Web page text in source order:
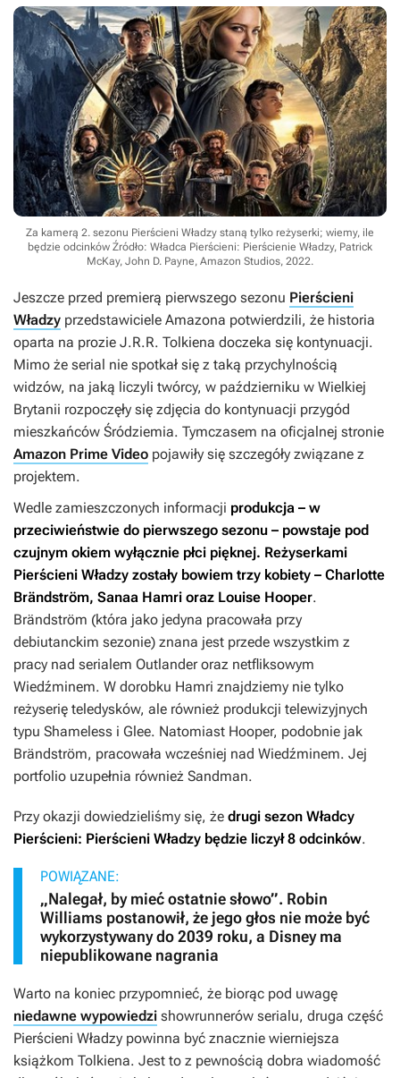
Za kamerą 2. sezonu Pierścieni Władzy staną tylko reżyserki; wiemy, ile
będzie odcinków Źródło: Władca Pierścieni: Pierścienie Władzy, Patrick
McKay, John D. Payne, Amazon Studios, 2022.
Jeszcze przed premierą pierwszego sezonu Pierścieni
Władzy przedstawiciele Amazona potwierdzili, że historia
oparta na prozie J.R.R. Tolkiena doczeka się kontynuacji.
Mimo że serial nie spotkał się z taką przychylnością
widzów, na jaką liczyli twórcy, w październiku w Wielkiej
Brytanii rozpoczęły się zdjęcia do kontynuacji przygód
mieszkańców Śródziemia. Tymczasem na oficjalnej stronie
Amazon Prime Video pojawiły się szczegóły związane z
projektem.
Wedle zamieszczonych informacji produkcja – w
przeciwieństwie do pierwszego sezonu – powstaje pod
czujnym okiem wyłącznie płci pięknej. Reżyserkami
Pierścieni Władzy zostały bowiem trzy kobiety – Charlotte
Brändström, Sanaa Hamri oraz Louise Hooper.
Brändström (która jako jedyna pracowała przy
debiutanckim sezonie) znana jest przede wszystkim z
pracy nad serialem Outlanderoraz netfliksowym
Wiedźminem. W dorobku Hamri znajdziemy nie tylko
reżyserię teledysków, ale również produkcji telewizyjnych
typu Shameless i Glee. Natomiast Hooper, podobnie jak
Brändström, pracowała wcześniej nad Wiedźminem. Jej
portfolio uzupełnia również Sandman.
Przy okazji dowiedzieliśmy się, że drugi sezon Władcy
Pierścieni: Pierścieni Władzy będzie liczył 8 odcinków.
POWIĄZANE:
„Nalegał, by mieć ostatnie słowo”. Robin
Williams postanowił, że jego głos nie może być
wykorzystywany do 2039 roku, a Disney ma
niepublikowane nagrania
Warto na koniec przypomnieć, że biorąc pod uwagę
niedawne wypowiedzi showrunnerów serialu, druga część
Pierścieni Władzy powinna być znacznie wierniejsza
książkom Tolkiena. Jest to z pewnością dobra wiadomość